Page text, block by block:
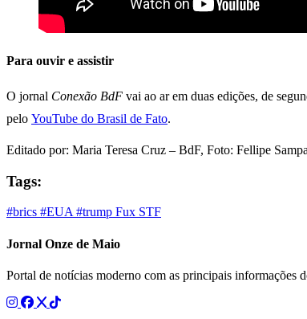
Para ouvir e assistir
O jornal Conexão BdF vai ao ar em duas edições, de
pelo YouTube do Brasil de Fato.
Editado por: Maria Teresa Cruz – BdF, Foto: Fellipe
Tags:
#brics #EUA #trump Fux STF
Jornal Onze de Maio
Portal de notícias moderno com as principais informações